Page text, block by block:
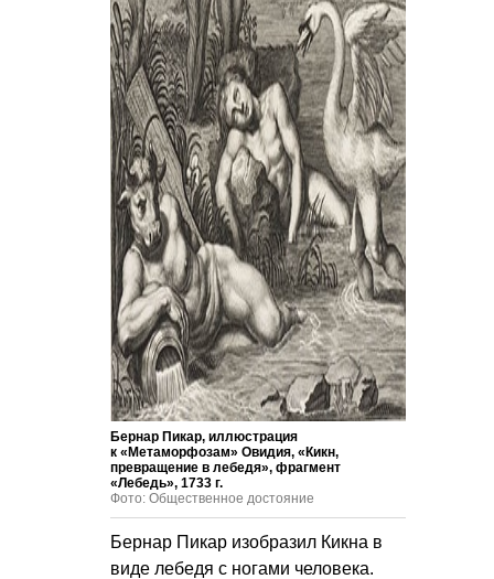
Бернар Пикар, иллюстрация
к «Метаморфозам» Овидия, «Кикн,
превращение в лебедя», фрагмент
«Лебедь», 1733 г.
Фото: Общественное достояние
Бернар Пикар изобразил Кикна в
виде лебедя с ногами человека.